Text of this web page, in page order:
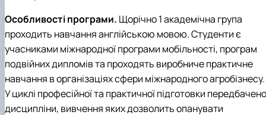
Особливості програми. Щорічно 1 академічна група
проходить навчання англійською мовою. Студенти є
учасниками міжнародної програми мобільності, програм
подвійних дипломів та проходять виробниче практичне
навчання в організаціях сфери міжнародного агробізнесу.
У циклі професійної та практичної підготовки передбачено
дисципліни, вивчення яких дозволить опанувати